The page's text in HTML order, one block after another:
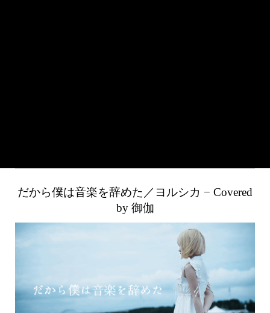
だから僕は音楽を辞めた／ヨルシカ − Covered
by 御伽